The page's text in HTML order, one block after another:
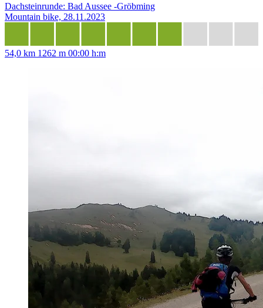
Dachsteinrunde: Bad Aussee -Gröbming
Mountain bike, 28.11.2023
54,0 km 1262 m 00:00 h:m